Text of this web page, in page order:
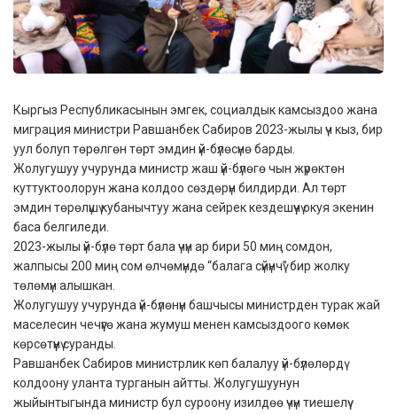
Кыргыз Республикасынын эмгек, социалдык камсыздоо жана
миграция министри Равшанбек Сабиров 2023-жылы үч кыз, бир
уул болуп төрөлгөн төрт эмдин үй-бүлөсүнө барды.
Жолугушуу учурунда министр жаш үй-бүлөгө чын жүрөктөн
куттуктоолорун жана колдоо сөздөрүн билдирди. Ал төрт
эмдин төрөлүшү кубанычтуу жана сейрек кездешүүчү окуя экенин
баса белгиледи.
2023-жылы үй-бүлө төрт бала үчүн ар бири 50 миң сомдон,
жалпысы 200 миң сом өлчөмүндө “балага сүйүнчү” бир жолку
төлөмүн алышкан.
Жолугушуу учурунда үй-бүлөнүн башчысы министрден турак жай
маселесин чечүүгө жана жумуш менен камсыздоого көмөк
көрсөтүүнү суранды.
Равшанбек Сабиров министрлик көп балалуу үй-бүлөлөрдү
колдоону уланта турганын айтты. Жолугушуунун
жыйынтыгында министр бул суроону изилдөө үчүн тиешелүү